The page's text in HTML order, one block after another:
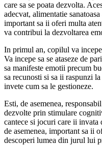
care sa se poata dezvolta.
adecvat, alimentatie
important sa ii oferi multa
va contribui la dezvoltarea
In primul an, copilul va
Va incepe sa se ataseze de
sa manifeste emotii precum
sa recunosti si sa ii raspunzi
invete cum sa le gestioneze.
Esti, de asemenea,
dezvolte prin stimulare
cantece si jocuri care ii invata
de asemenea, important sa ii
descoperi lumea din jurul lui